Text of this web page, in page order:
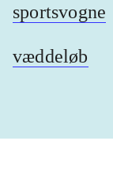
sportsvogne
væddeløb